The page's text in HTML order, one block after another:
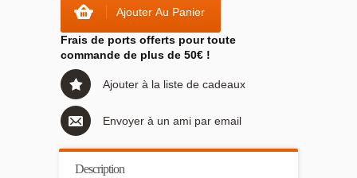
Ajouter Au Panier
Frais de ports offerts pour toute
commande de plus de 50€ !
Ajouter à la liste de cadeaux
Envoyer à un ami par email
Description